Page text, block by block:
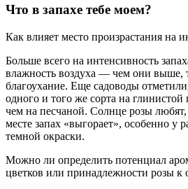
Что в запахе тебе моем?
Как влияет место произрастания на
Больше всего на интенсивность
влажность воздуха — чем они выше,
благоухание. Еще садоводы
одного и того же сорта на глинистой
чем на песчаной. Солнце розы
месте запах «выгорает», особенно у
темной окраски.
Можно ли определить потенциал
цветков или принадлежности розы к